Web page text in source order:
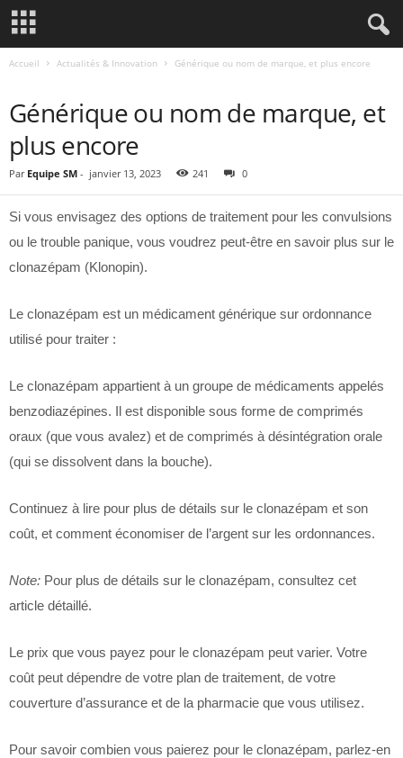
Accueil Actualités & Innovation Générique ou nom de marque, et plus encore
Générique ou nom de marque, et
plus encore
Par Equipe SM - janvier 13, 2023 241 0
Si vous envisagez des options de traitement pour les convulsions
ou le trouble panique, vous voudrez peut-être en savoir plus sur le
clonazépam (Klonopin).
Le clonazépam est un médicament générique sur ordonnance
utilisé pour traiter :
Le clonazépam appartient à un groupe de médicaments appelés
benzodiazépines. Il est disponible sous forme de comprimés
oraux (que vous avalez) et de comprimés à désintégration orale
(qui se dissolvent dans la bouche).
Continuez à lire pour plus de détails sur le clonazépam et son
coût, et comment économiser de l’argent sur les ordonnances.
Note: Pour plus de détails sur le clonazépam, consultez cet
article détaillé.
Le prix que vous payez pour le clonazépam peut varier. Votre
coût peut dépendre de votre plan de traitement, de votre
couverture d’assurance et de la pharmacie que vous utilisez.
Pour savoir combien vous paierez pour le clonazépam, parlez-en